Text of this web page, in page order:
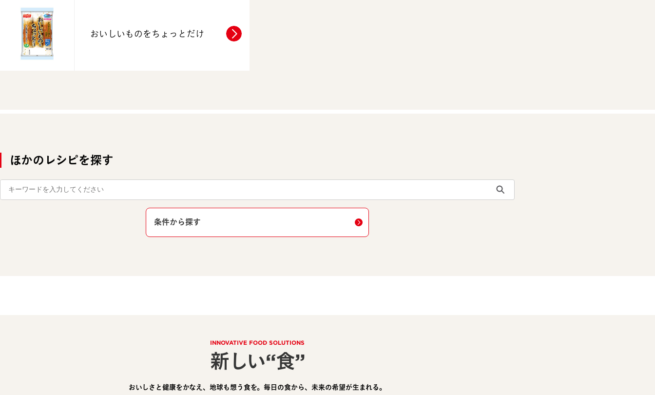
おいしいものをちょっとだけ
ほかのレシピを探す
条件から探す
INNOVATIVE FOOD SOLUTIONS
新しい“食”
おいしさと健康をかなえ、地球も想う食を。毎日の食から、未来の希望が生まれる。